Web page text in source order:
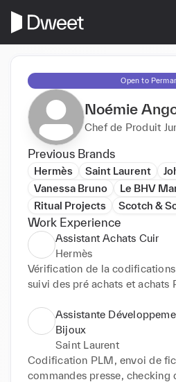
Open to
Noémie
Chef de Produit
Previous Brands
Hermès Saint Laurent
Vanessa Bruno
Le BHV
Ritual Projects
Scotch &
Work Experience
Assistant Achats Cuir
Hermès
Vérification de la
suivi des pré achats et achats
à jour dans le système RP
communication à la
Assistante
Bijoux
Saint Laurent
Codification PLM, envoi de
commandes presse,